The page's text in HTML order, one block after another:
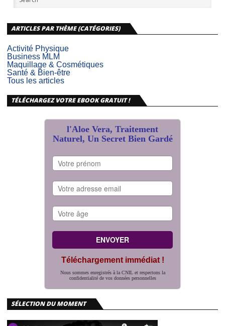
ARTICLES PAR THÈME (CATÉGORIES)
Activité Physique
Business MLM
Maquillage & Cosmétiques
Santé & Bien-être
Tous les articles
TÉLÉCHARGEZ VOTRE EBOOK GRATUIT !
l'Aloe Vera, Traitement
Naturel, Un Secret Bien Gardé
Téléchargement immédiat !
Nous sommes enregistrés à la CNIL et respectons la
confidentialité de vos données personnelles
SÉLECTION DU MOMENT